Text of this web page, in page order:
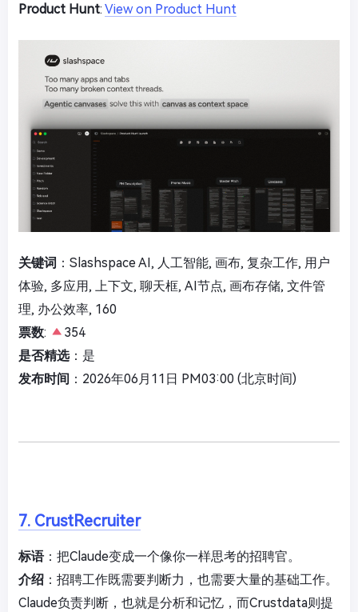
Product Hunt: View on Product Hunt
关键词 ：Slashspace AI, 人工智能, 画布, 复杂工作, 用户
体验, 多应用, 上下文, 聊天框, AI节点, 画布存储, 文件管
理, 办公效率, 160
票数:
354
是否精选：是
发布时间 ：2026年06月11日 PM03:00 (北京时间)
7. CrustRecruiter
标语：把Claude变成一个像你一样思考的招聘官。
介绍 ：招聘工作既需要判断力，也需要大量的基础工作。
Claude负责判断，也就是分析和记忆，而Crustdata则提